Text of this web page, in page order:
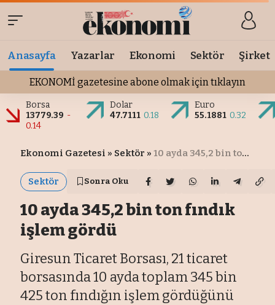
Anasayfa Yazarlar Ekonomi Sektör Şirket
EKONOMİ gazetesine abone olmak için tıklayın
Borsa
13779.39 -
0.14
Dolar
47.7111 0.18
Euro
55.1881 0.32
Ekonomi Gazetesi » Sektör »10 ayda 345,2 bin ton fındık işlem gördü
Sektör Sonra Oku
10 ayda 345,2 bin ton fındık
işlem gördü
Giresun Ticaret Borsası, 21 ticaret
borsasında 10 ayda toplam 345 bin
425 ton fındığın işlem gördüğünü